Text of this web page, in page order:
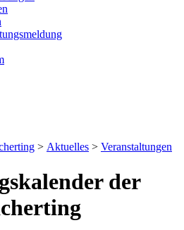
> Aktuelles > Veranstaltungen
der